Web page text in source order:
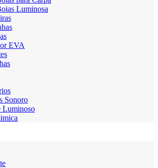
Luminosa
EVA
Sonoro
Luminoso